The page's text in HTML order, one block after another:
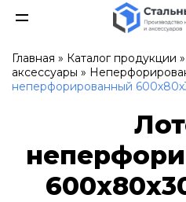
Главная » Каталог продукции »
аксессуары »
неперфорированный